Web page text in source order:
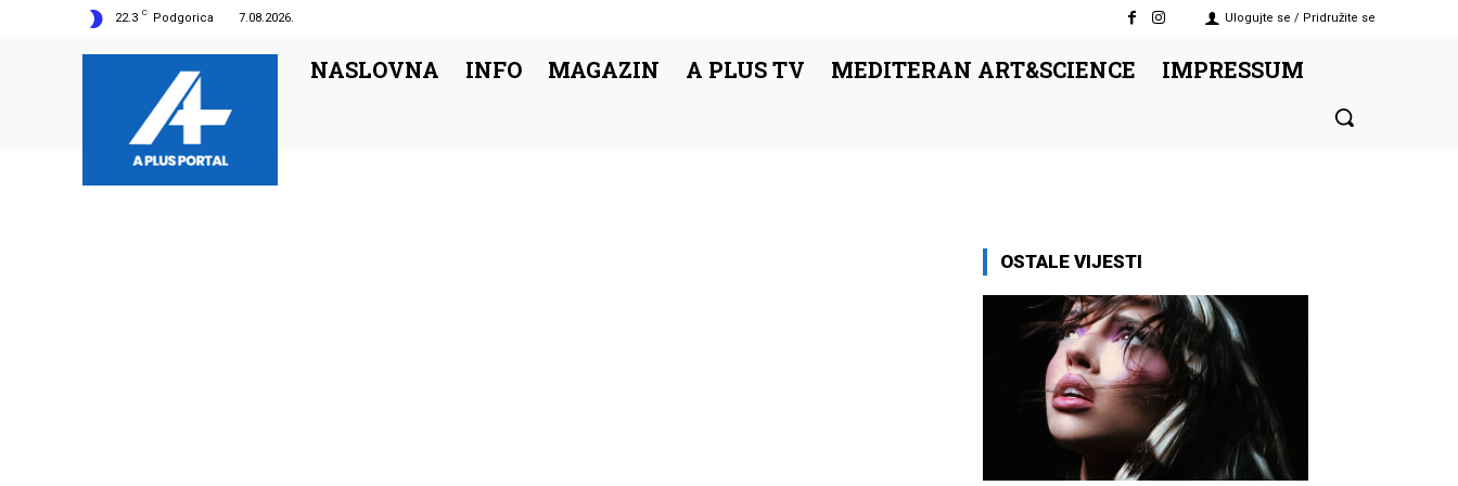
22.3 C Podgorica 7.08.2026. Ulogujte se / Pridružite se
NASLOVNA INFO MAGAZIN A PLUS TV MEDITERAN ART&SCIENCE IMPRESSUM
OSTALE VIJESTI